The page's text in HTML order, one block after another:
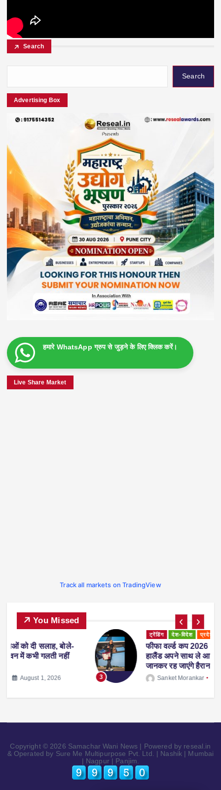
Search
Search
Advertising Box
हमारे WhatsApp ग्रुप से जुड़ने के लिए क्लिक करें।
Live Share Market
Track all markets on TradingView
You Missed
3
देश-विदेश प्रदेश व्यापार स्पोर्ट्स
फीफा वर्ल्ड कप 2026 से लौटते समय एरलिंग
हालैंड अपने साथ ले आए ‘व्हिस्की रैकून’, वजह
जानकर रह जाएंगे हैरान
Sanket Morankar July 14, 2026
Copyright © 2026 Samachar Wani News | Powered by reseal.in
& Operated by Sure Me Multipurpose Pvt. Ltd. | Nashik | Mumbai
| Nagpur | Panjim.